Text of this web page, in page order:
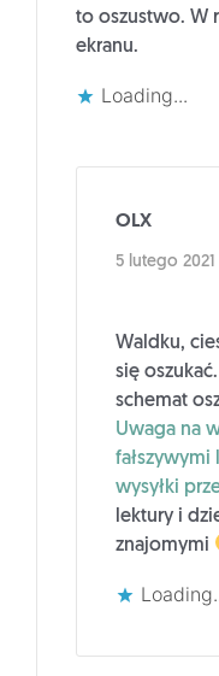
to oszustwo. W
ekranu.
Loading...
OLX
5 lutego
Waldku,
się
schemat
Uwaga na
fałszywymi
wysyłki
lektury i
znajomymi